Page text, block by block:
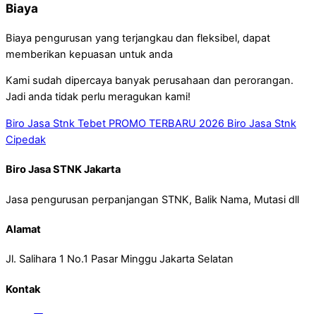
Biaya
Biaya pengurusan yang terjangkau dan fleksibel, dapat
memberikan kepuasan untuk anda
Kami sudah dipercaya banyak perusahaan dan perorangan.
Jadi anda tidak perlu meragukan kami!
Biro Jasa Stnk Tebet PROMO TERBARU 2026 Biro Jasa Stnk
Cipedak
Biro Jasa STNK Jakarta
Jasa pengurusan perpanjangan STNK, Balik Nama, Mutasi dll
Alamat
Jl. Salihara 1 No.1 Pasar Minggu Jakarta Selatan
Kontak